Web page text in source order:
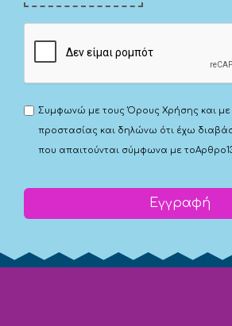
Συμφωνώ με τουςΌρους Χρήσης και με
προστασίας και δηλώνω ότι έχω
που απαιτούνται σύμφωνα με το
Εγγραφή